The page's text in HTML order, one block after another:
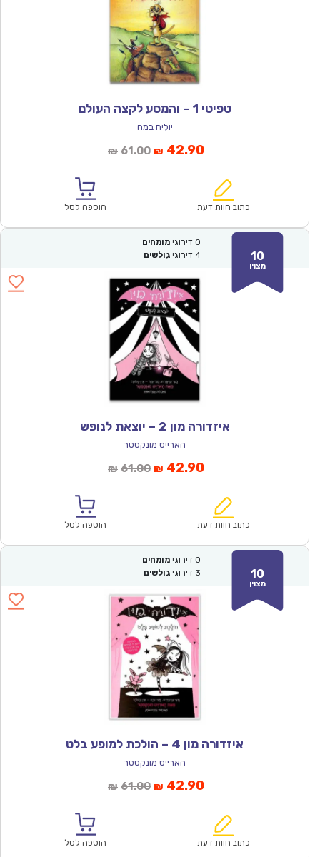
טפיטי 1 – והמסע לקצה העולם
יוליה במה
₪ 61.00המחיר
₪61.00.
₪ 42.90המחיר
הוא:
כתוב חוות דעת הוספה לסל
10
מצוין
0 דירוגי מומחים
4 דירוגי גולשים
איזדורה מון 2 – יוצאת לנופש
הארייט מונקסטר
₪ 61.00המחיר
₪61.00.
₪ 42.90המחיר
הוא:
כתוב חוות דעת הוספה לסל
10
מצוין
0 דירוגי מומחים
3 דירוגי גולשים
איזדורה מון 4 – הולכת למופע בלט
הארייט מונקסטר
₪ 61.00המחיר
₪61.00.
₪ 42.90המחיר
הוא:
כתוב חוות דעת הוספה לסל